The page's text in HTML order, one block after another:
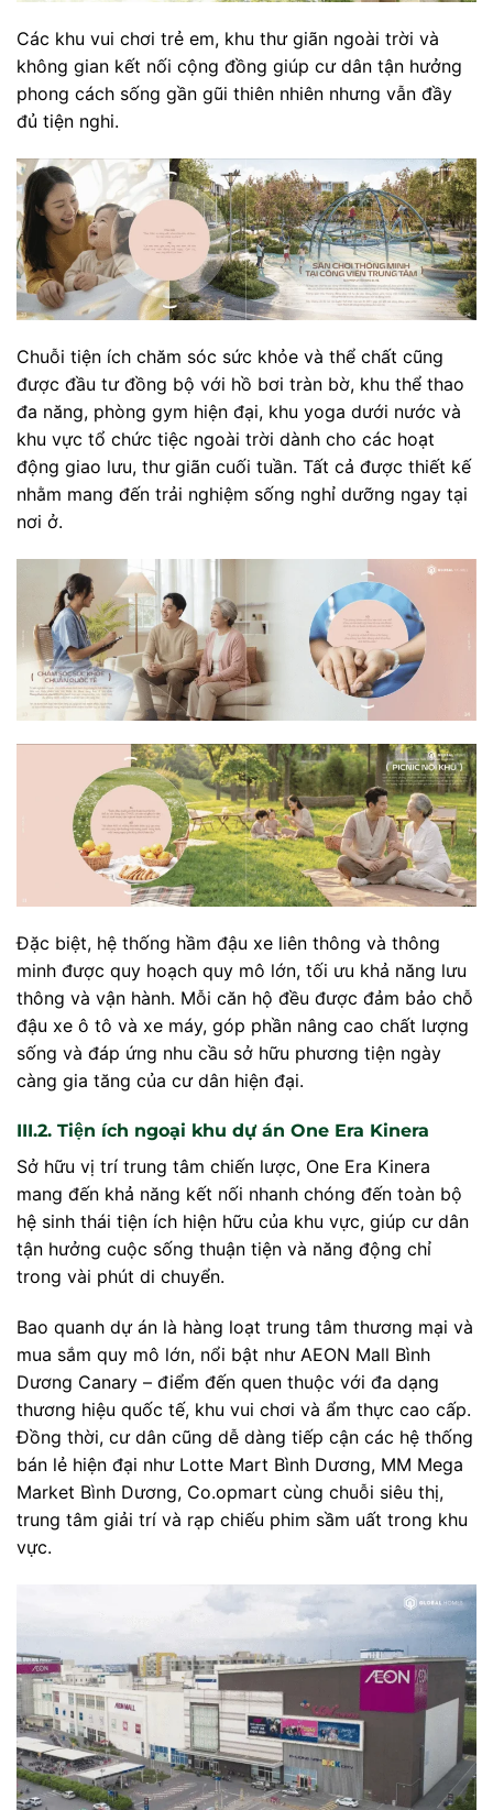
Các khu vui chơi trẻ em, khu thư giãn ngoài trời và
không gian kết nối cộng đồng giúp cư dân tận hưởng
phong cách sống gần gũi thiên nhiên nhưng vẫn đầy
đủ tiện nghi.
Chuỗi tiện ích chăm sóc sức khỏe và thể chất cũng
được đầu tư đồng bộ với hồ bơi tràn bờ, khu thể thao
đa năng, phòng gym hiện đại, khu yoga dưới nước và
khu vực tổ chức tiệc ngoài trời dành cho các hoạt
động giao lưu, thư giãn cuối tuần. Tất cả được thiết kế
nhằm mang đến trải nghiệm sống nghỉ dưỡng ngay tại
nơi ở.
Đặc biệt, hệ thống hầm đậu xe liên thông và thông
minh được quy hoạch quy mô lớn, tối ưu khả năng lưu
thông và vận hành. Mỗi căn hộ đều được đảm bảo chỗ
đậu xe ô tô và xe máy, góp phần nâng cao chất lượng
sống và đáp ứng nhu cầu sở hữu phương tiện ngày
càng gia tăng của cư dân hiện đại.
III.2. Tiện ích ngoại khu dự án One Era Kinera
Sở hữu vị trí trung tâm chiến lược, One Era Kinera
mang đến khả năng kết nối nhanh chóng đến toàn bộ
hệ sinh thái tiện ích hiện hữu của khu vực, giúp cư dân
tận hưởng cuộc sống thuận tiện và năng động chỉ
trong vài phút di chuyển.
Bao quanh dự án là hàng loạt trung tâm thương mại và
mua sắm quy mô lớn, nổi bật như AEON Mall Bình
Dương Canary – điểm đến quen thuộc với đa dạng
thương hiệu quốc tế, khu vui chơi và ẩm thực cao cấp.
Đồng thời, cư dân cũng dễ dàng tiếp cận các hệ thống
bán lẻ hiện đại như Lotte Mart Bình Dương, MM Mega
Market Bình Dương, Co.opmart cùng chuỗi siêu thị,
trung tâm giải trí và rạp chiếu phim sầm uất trong khu
vực.